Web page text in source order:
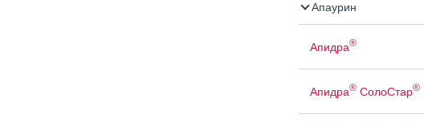
Апаурин
Апидра®
Апидра®СолоСтар®